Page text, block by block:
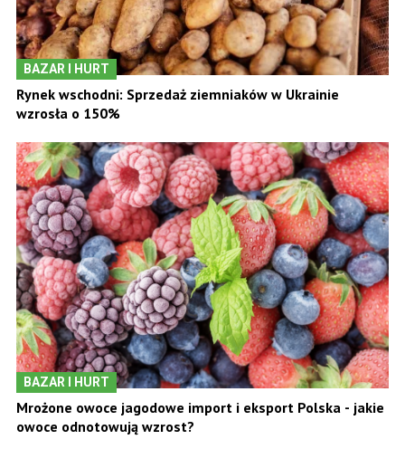
BAZAR I HURT
Rynek wschodni: Sprzedaż ziemniaków w Ukrainie
wzrosła o 150%
BAZAR I HURT
Mrożone owoce jagodowe import i eksport Polska - jakie
owoce odnotowują wzrost?